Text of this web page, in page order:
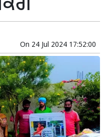
On 24 Jul 2024 17:52:00